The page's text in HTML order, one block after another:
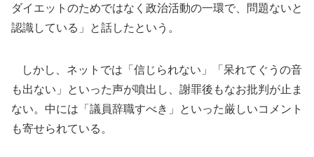
ダイエットのためではなく政治活動の一環で、問題ないと
認識している」と話したという。
しかし、ネットでは「信じられない」「呆れてぐうの音
も出ない」といった声が噴出し、謝罪後もなお批判が止ま
ない。中には「議員辞職すべき」といった厳しいコメント
も寄せられている。